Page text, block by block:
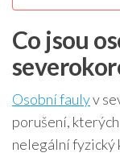
Co jsou
Osobní faulyv
porušení,
nelegální fyzický